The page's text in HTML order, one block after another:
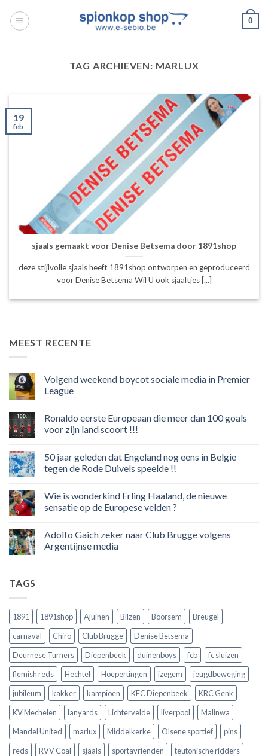
naar
0
TAG ARCHIEVEN: MARLUX
sjaals gemaakt voor Denise Betsema door 1891shop
deze stijlvolle sjaals heeft 1891shop ontworpen en geproduceerd
voor Denise Betsema Wil U ook sjaaltjes [...]
19
feb
MEEST RECENTE
Volgend weekend boycot sociale media in Premier
League
op
weekend
media
in
Premier
Ronaldo eerste Europeaan die meer dan 100 goals
voor zijn land scoort !!!
op
Ronaldo
eerste
meer
100
zijn
land
scoort
50 jaar geleden dat Engeland nog eens in Belgie
tegen de Rode Duivels speelde !!
op
jaar
Engeland
nog
eens
!!
Wie is wonderkind Erling Haaland, de nieuwe
sensatie op de Europese velden ?
op
Wie
is
de
Europese
velden
Adolfo Gaich zeker naar Club Brugge volgens
Argentijnse media
Club
Brugge
volgens
Argentijnse
media
TAGS
1891 1891shop Ajuinen Bilzen Boorsem
Breugel
carnaval
Chiro Club Brugge
Denise Betsema
Deurnese Turners
Diepenbeek duinenboys fcb
fc sluizen
flemish reds
Hechtel Hoepertingen izegem
jeugdbeweging
jubileum
kakker kampioen KFC Diepenbeek
KRC Genk
KV Mechelen
lanyards Lichtervelde liverpool
Malinwa
Mandel United
marlux Middelkerke Olsene sportief
pins
reds
RVV Coal sjaals sportavrienden
teutonische ridders